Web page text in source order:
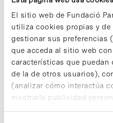
El sitio web de Fundació
utiliza cookies propias y
gestionar sus preferencias
que acceda al sitio web
características que puedan
de la de otros usuarios),
(analizar cómo interactúa
mostrarle publicidad
elaborado a partir de sus